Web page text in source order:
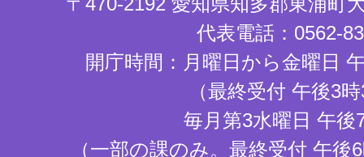
代表電話：0562-
開庁時間：月曜日から金曜日
（最終受付 午後3
毎月第3水曜日 午後
（一部の課のみ。最終受付 午